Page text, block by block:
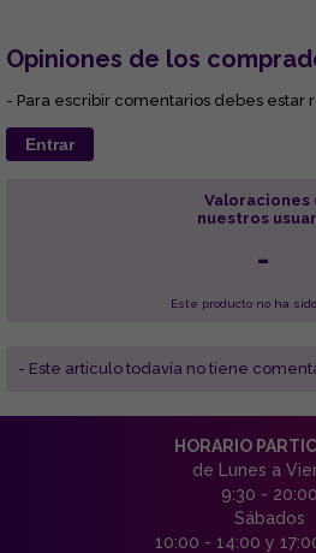
Opiniones de los
- Para escribir comentarios debes estar
Entrar
Valoraciones
nuestros
-
Este producto no ha
- Este articulo todavía no tiene
HORARIO
de Lunes a
9:30 - 20:00
Sábados
10:00 - 14:00 y